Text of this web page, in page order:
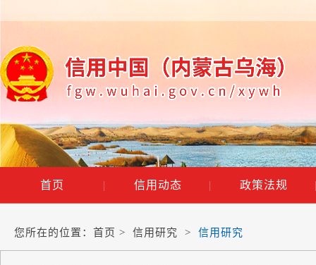
首页 | 信用动态 | 政策法规
您所在的位置： 首页 > 信用研究 > 信用研究